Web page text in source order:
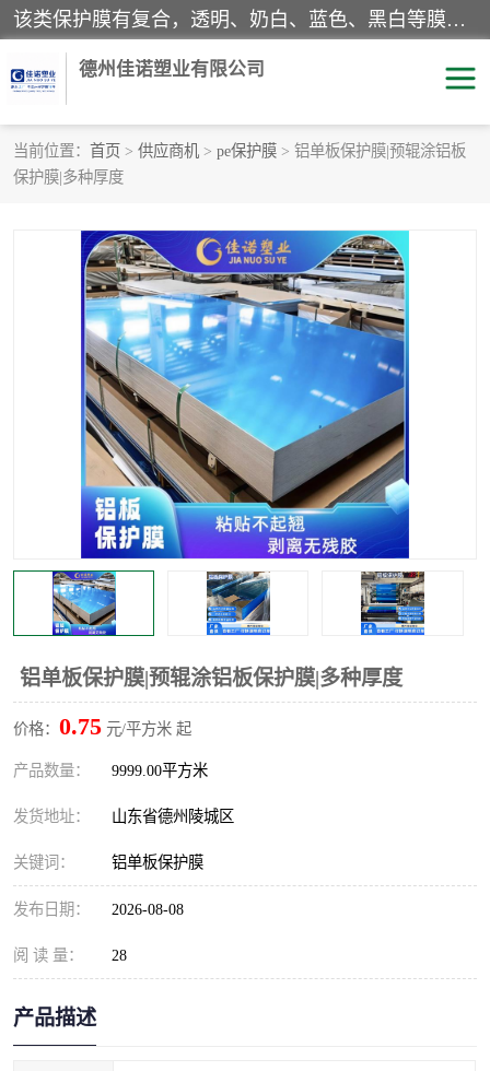
该类保护膜有复合，透明、奶白、蓝色、黑白等膜型。特高粘，高粘，中高粘，中粘，中低粘，低粘等。对于不同的粘力要求有相应的产品相适配。无胶渍残留污染。在较宽的收卷幅度下平整无皱纹，收卷长度大，利于机械化及自动化施工粘贴。为您的产品提供的表面保护解决方案。 产品广泛适用于：铝材、不锈钢、金属、塑料、电子、家电、家具、玻璃、化工材料、装饰材料等。
德州佳诺塑业有限公司
当前位置： 首页 > 供应商机 > pe保护膜 > 铝单板保护膜|预辊涂铝板
保护膜|多种厚度
铝单板保护膜|预辊涂铝板保护膜|多种厚度
价格： 0.75 元/平方米 起
产品数量： 9999.00平方米
发货地址： 山东省德州陵城区
关键词： 铝单板保护膜
发布日期： 2026-08-08
阅 读 量： 28
产品描述
pe保护膜
地毯保护膜 家具保护膜
拉伸缠绕膜 透明保护膜
黑白保护膜 乳白保护膜
明蓝保护膜 纯黑保护膜
印字保护膜 彩钢板保护膜
不绣钢板保护膜 两边上胶保护膜
窗缝阻风胶带 铝板保护膜
不锈钢板保护膜 一次性隔离膜